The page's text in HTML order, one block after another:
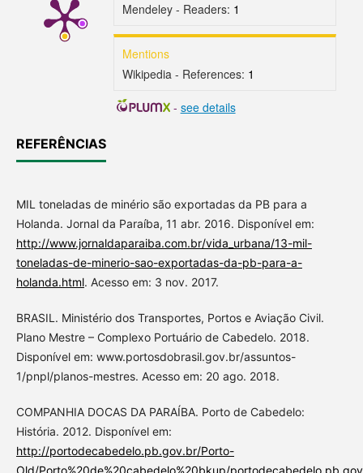
Mendeley - Readers: 1
Mentions
Wikipedia - References: 1
- see details
REFERÊNCIAS
MIL toneladas de minério são exportadas da PB para a
Holanda. Jornal da Paraíba, 11 abr. 2016. Disponível em:
http://www.jornaldaparaiba.com.br/vida_urbana/13-mil-
toneladas-de-minerio-sao-exportadas-da-pb-para-a-
holanda.html. Acesso em: 3 nov. 2017.
BRASIL. Ministério dos Transportes, Portos e Aviação Civil.
Plano Mestre – Complexo Portuário de Cabedelo. 2018.
Disponível em: www.portosdobrasil.gov.br/assuntos-
1/pnpl/planos-mestres. Acesso em: 20 ago. 2018.
COMPANHIA DOCAS DA PARAÍBA. Porto de Cabedelo:
História. 2012. Disponível em:
http://portodecabedelo.pb.gov.br/Porto-